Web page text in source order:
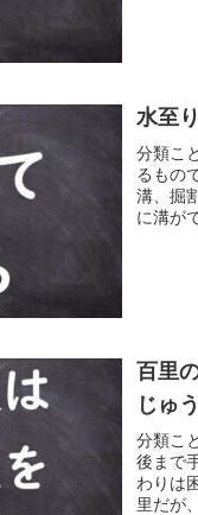
水至
分類こ
るもの
溝、掘
に溝が
百里
じゅ
分類こ
後まで
わりは
里だが